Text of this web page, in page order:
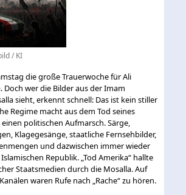
/ KI
die große Trauerwoche für Ali
Doch wer die Bilder aus der Imam
sieht, erkennt schnell: Das ist kein stiller
Regime macht aus dem Tod seines
politischen Aufmarsch. Särge,
Klagegesänge, staatliche Fernsehbilder,
und dazwischen immer wieder
Republik. „Tod Amerika“ hallte
Staatsmedien durch die Mosalla. Auf
waren Rufe nach „Rache“ zu hören.